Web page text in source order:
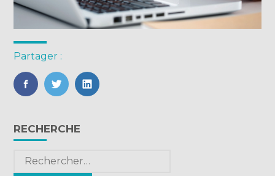
Partager :
FaceBook
TwitterLinkedIn
Blog
sidebar
RECHERCHE
Rechercher :